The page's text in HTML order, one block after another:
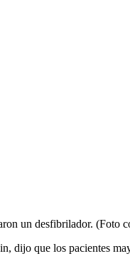
un desfibrilador. (Foto
dijo que los pacientes